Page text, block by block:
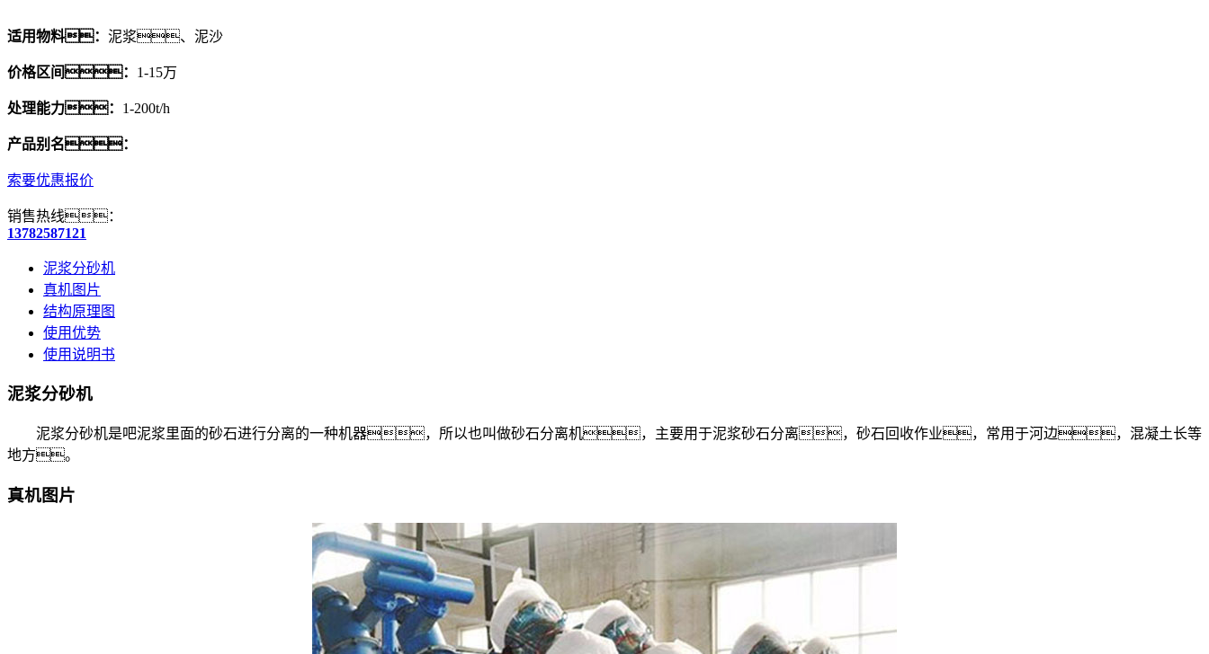
适用物料： 泥浆、泥沙
价格区间： 1-15万
处理能力： 1-200t/h
产品别名：
索要优惠报价
销售热线：
13782587121
泥浆分砂机
真机图片
结构原理图
使用优势
使用说明书
泥浆分砂机
泥浆分砂机是吧泥浆里面的砂石进行分离的一种机器，所以也叫做砂石分离机，主要用于泥浆砂石分离，砂石回收作业，常用于河边，混凝土长等
地方。
真机图片